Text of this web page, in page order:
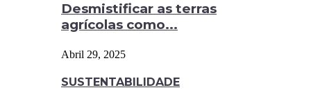
Desmistificar as terras
agrícolas como...
Abril 29, 2025
SUSTENTABILIDADE